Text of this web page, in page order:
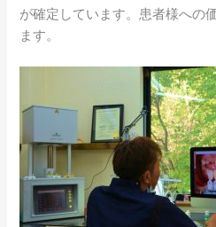
が確定しています。患者様への
ます。